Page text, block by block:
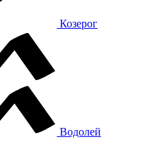
Козерог
Водолей